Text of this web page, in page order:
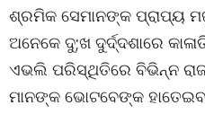
ଶ୍ରମିକ ସେମାନଙ୍କ ପ୍ରାପ୍ୟ
ଅନେକେ ଦୁ;ଖ ଦୁର୍ଦ୍ଦଶାରେ
ଏଭଲି ପରିସ୍ଥିତିରେ ବିଭିନ୍ନ
ମାନଙ୍କ ଭୋଟବେଙ୍କ